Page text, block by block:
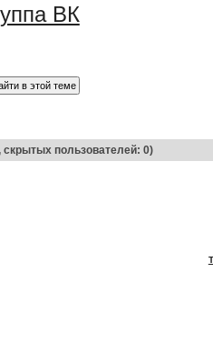
ВК
скрытых пользователей: 0)